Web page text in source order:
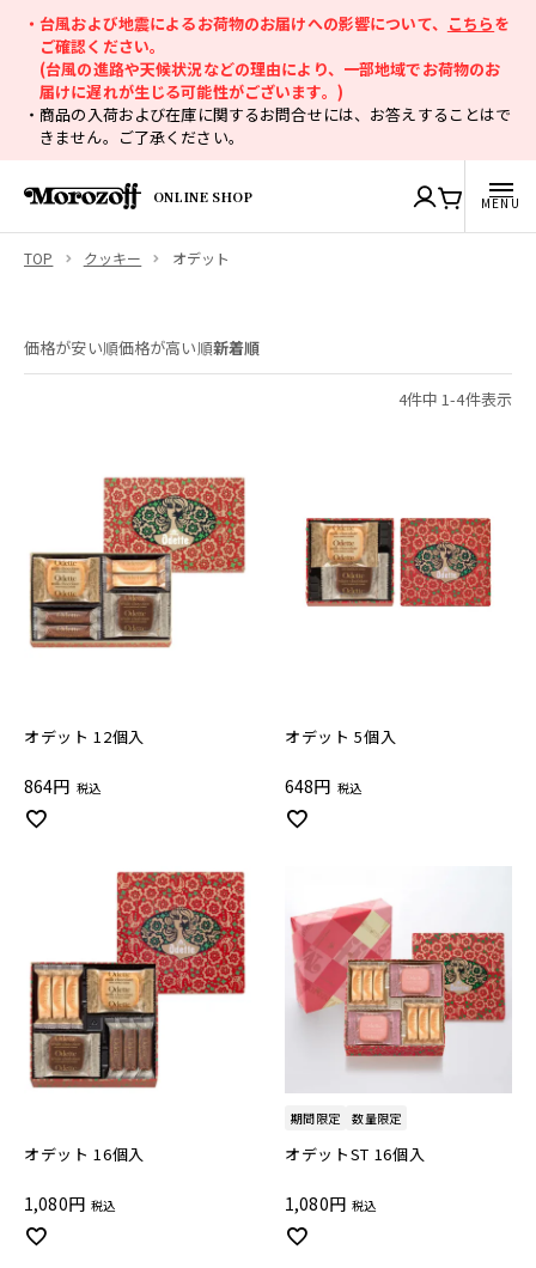
・台風および地震によるお荷物のお届けへの影響について、 こちらを
ご確認ください。
(台風の進路や天候状況などの理由により、一部地域でお荷物のお
届けに遅れが生じる可能性がございます。)
・商品の入荷および在庫に関するお問合せには、お答えすることはで
きません。ご了承ください。
ONLINE SHOP
TOP クッキー オデット
価格が安い順価格が高い順新着順
4件中 1-4件表示
オデット 12個入
864 税込
オデット 5個入
648 税込
オデット 16個入
1,080 税込
期間限定 数量限定
オデットST 16個入
1,080 税込